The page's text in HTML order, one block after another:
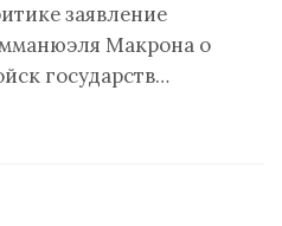
заявление
Макрона о
государств…